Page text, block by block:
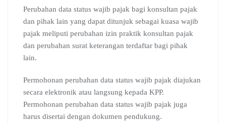
Perubahan data status wajib pajak bagi konsultan pajak
dan pihak lain yang dapat ditunjuk sebagai kuasa wajib
pajak meliputi perubahan izin praktik konsultan pajak
dan perubahan surat keterangan terdaftar bagi pihak
lain.
Permohonan perubahan data status wajib pajak diajukan
secara elektronik atau langsung kepada KPP.
Permohonan perubahan data status wajib pajak juga
harus disertai dengan dokumen pendukung.